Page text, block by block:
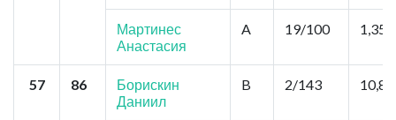
Мартинес
Анастасия
A 19/100 1,35
57 86
Борискин
Даниил
B 2/143 10,8